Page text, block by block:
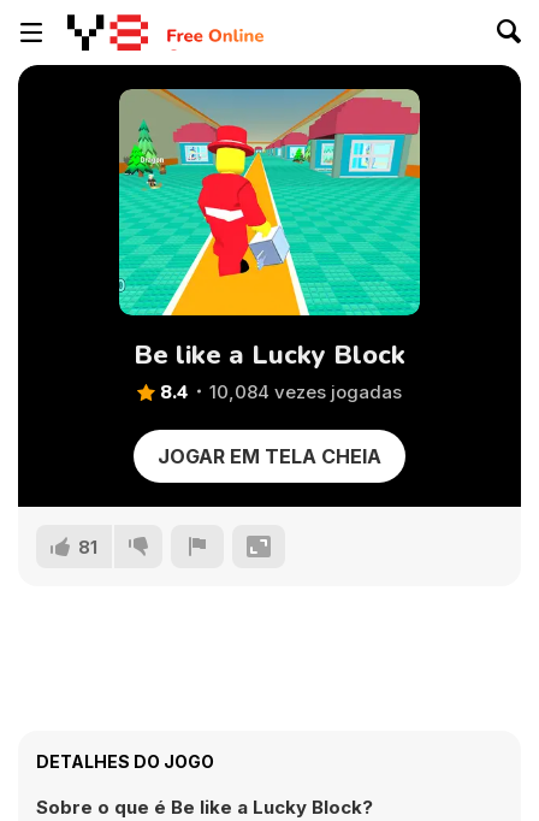
Be like a Lucky Block
8.4 10,084 vezes jogadas
JOGAR EM TELA CHEIA
81
DETALHES DO JOGO
Sobre o que é Be like a Lucky Block?